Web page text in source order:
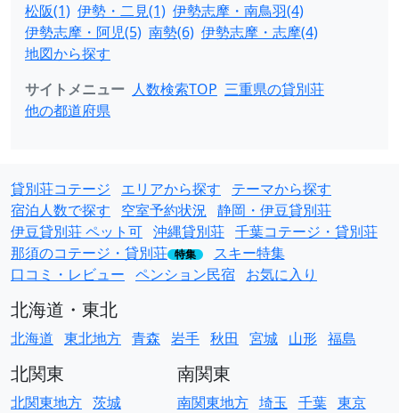
松阪(1) 伊勢・二見(1) 伊勢志摩・南鳥羽(4)
伊勢志摩・阿児(5) 南勢(6) 伊勢志摩・志摩(4)
地図から探す
サイトメニュー 人数検索TOP 三重県の貸別荘
他の都道府県
貸別荘コテージ エリアから探す
テーマから探す
宿泊人数で探す
空室予約状況 静岡・伊豆貸別荘
伊豆貸別荘 ペット可 沖縄貸別荘 千葉コテージ・貸別荘
那須のコテージ・貸別荘 特集
スキー特集
口コミ・レビュー ペンション民宿 お気に入り
北海道・東北
北海道 東北地方 青森 岩手 秋田 宮城 山形 福島
北関東
北関東地方 茨城
南関東
南関東地方 埼玉 千葉 東京